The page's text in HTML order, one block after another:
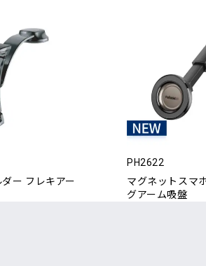
ー フレキアー
PH2622
マグネットスマ
グアーム吸盤